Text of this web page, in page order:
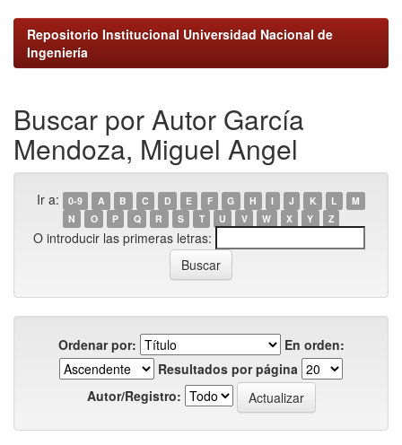
Repositorio Institucional Universidad Nacional de
Ingeniería
Buscar por Autor García
Mendoza, Miguel Angel
Ir a: 0-9 A B C D E F G H I J K L
M
N
O P Q R S T U V W X Y Z
O introducir las primeras letras:
Ordenar por:
En orden:
Resultados por página
Autor/Registro: